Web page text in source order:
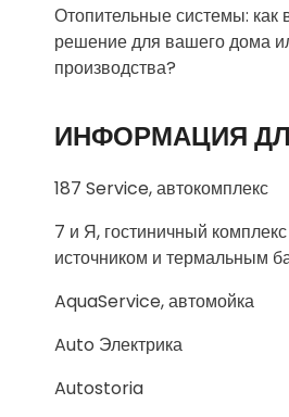
Отопительные системы: как
решение для вашего дома
производства?
ИНФОРМАЦИЯ
187 Service, автокомплекс
7 и Я, гостиничный
источником и термальным
AquaService, автомойка
Auto Электрика
Autostoria